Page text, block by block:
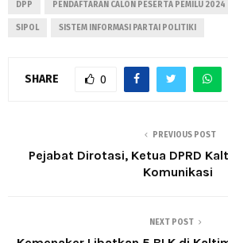
DPP PENDAFTARAN CALON PESERTA PEMILU 2024
SIPOL SISTEM INFORMASI PARTAI POLITIKI
SHARE 0
PREVIOUS POST
Pejabat Dirotasi, Ketua DPRD
Komunikasi
NEXT POST